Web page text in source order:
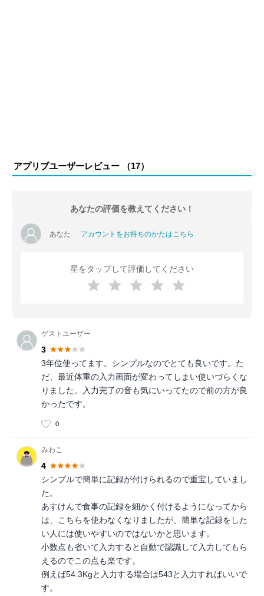
アプリブユーザーレビュー （17）
あなたの評価を教えてください！
あなた アカウントをお持ちのかたはこちら
星をタップして評価してください
ゲストユーザー
3
3年位使ってます。シンプルなのでとても良いです。た
だ、最近体重の入力画面が変わってしまい使いづらくな
りました。入力完了の音も気にいってたので前の方が良
かったです。
0
みわこ
4
シンプルで簡単に記録が付けられるので重宝していまし
た。
あすけんで食事の記録を細かく付けるようになってから
は、こちらを使わなくなりましたが、簡単な記録をした
い人には使いやすいのではないかと思います。
小数点も省いて入力すると自動で認識して入力してもら
えるのでこの点も楽です。
例えば54.3Kgと入力する場合は543と入力すればいいで
す。